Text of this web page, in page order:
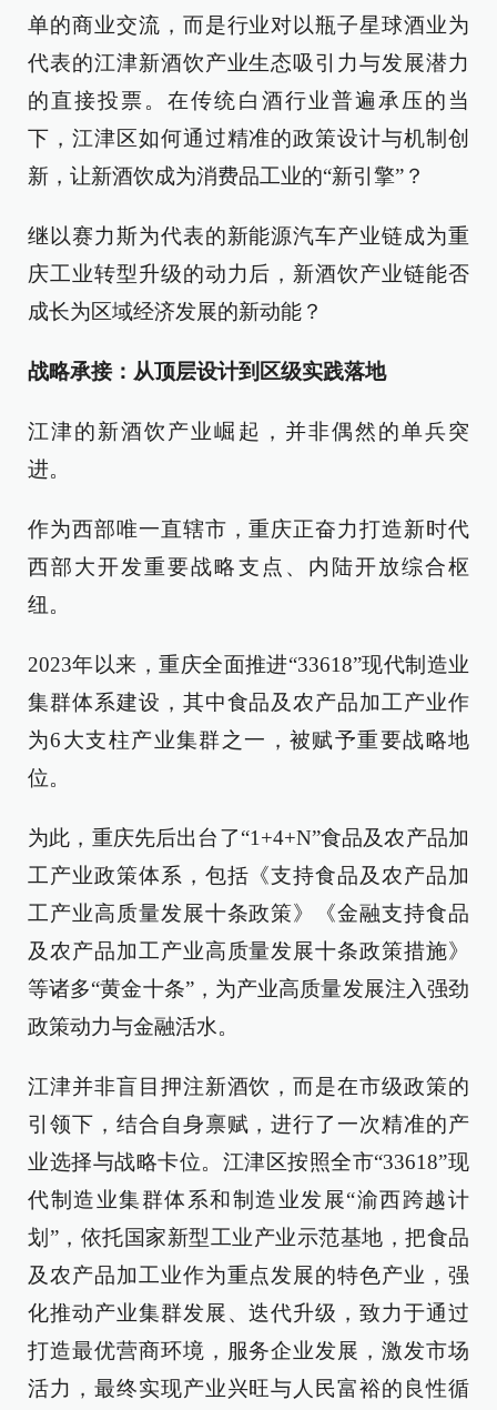
单的商业交流，而是行业对以瓶子星球酒业为
代表的江津新酒饮产业生态吸引力与发展潜力
的直接投票。在传统白酒行业普遍承压的当
下，江津区如何通过精准的政策设计与机制创
新，让新酒饮成为消费品工业的“新引擎”？
继以赛力斯为代表的新能源汽车产业链成为重
庆工业转型升级的动力后，新酒饮产业链能否
成长为区域经济发展的新动能？
战略承接：从顶层设计到区级实践落地
江津的新酒饮产业崛起，并非偶然的单兵突
进。
作为西部唯一直辖市，重庆正奋力打造新时代
西部大开发重要战略支点、内陆开放综合枢
纽。
2023年以来，重庆全面推进“33618”现代制造业
集群体系建设，其中食品及农产品加工产业作
为6大支柱产业集群之一，被赋予重要战略地
位。
为此，重庆先后出台了“1+4+N”食品及农产品加
工产业政策体系，包括《支持食品及农产品加
工产业高质量发展十条政策》《金融支持食品
及农产品加工产业高质量发展十条政策措施》
等诸多“黄金十条”，为产业高质量发展注入强劲
政策动力与金融活水。
江津并非盲目押注新酒饮，而是在市级政策的
引领下，结合自身禀赋，进行了一次精准的产
业选择与战略卡位。江津区按照全市“33618”现
代制造业集群体系和制造业发展“渝西跨越计
划”，依托国家新型工业产业示范基地，把食品
及农产品加工业作为重点发展的特色产业，强
化推动产业集群发展、迭代升级，致力于通过
打造最优营商环境，服务企业发展，激发市场
活力，最终实现产业兴旺与人民富裕的良性循